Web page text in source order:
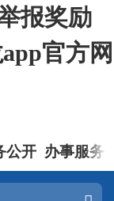
报奖励
官方网
公开 办事服务